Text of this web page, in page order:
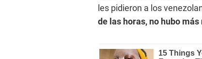
les pidieron a los
de las horas, no hubo